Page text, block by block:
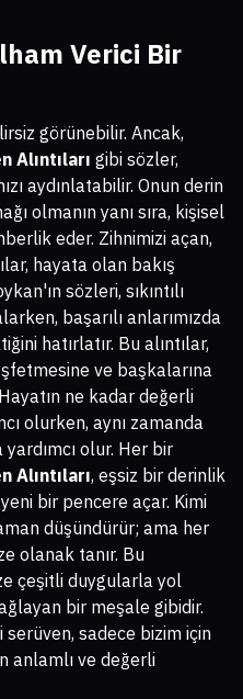
Verici Bir
görünebilir. Ancak,
Alıntıları gibi sözler,
aydınlatabilir. Onun derin
olmanın yanı sıra, kişisel
eder. Zihnimizi açan,
hayata olan bakış
sözleri, sıkıntılı
başarılı anlarımızda
hatırlatır. Bu alıntılar,
ve başkalarına
ne kadar değerli
olurken, aynı zamanda
olur. Her bir
Alıntıları, eşsiz bir derinlik
bir pencere açar. Kimi
düşündürür; ama her
olanak tanır. Bu
çeşitli duygularla yol
bir meşale gibidir.
serüven, sadece bizim için
anlamlı ve değerli